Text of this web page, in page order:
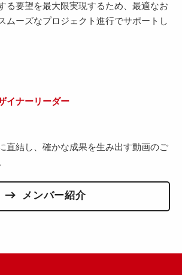
る要望を最大限実現するため、最適なお
ムーズなプロジェクト進行でサポートし
イナーリーダー
直結し、確かな成果を生み出す動画のご
メンバー紹介